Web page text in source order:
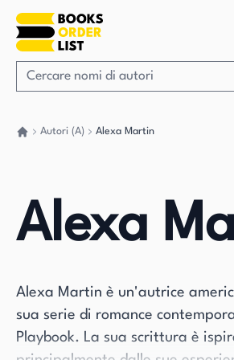
Autori (A) Alexa Martin
Alexa
Alexa Martin è un'autrice
sua serie di romance
Playbook. La sua scrittura è